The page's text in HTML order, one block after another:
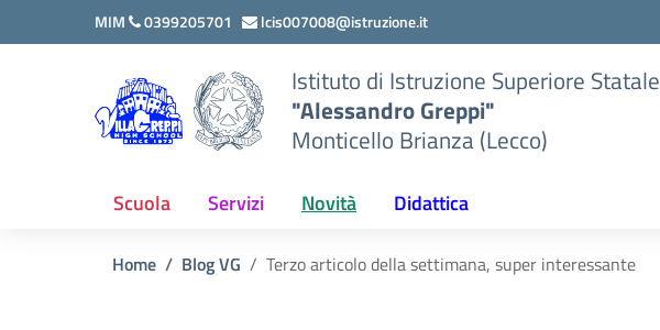
Vai ai contenuti
Vai al menu di navigazione
MIM 0399205701 lcis007008@istruzione.it
Istituto di Istruzione Superiore Statale
"Alessandro Greppi"
Monticello Brianza (Lecco)
Scuola Servizi Novità Didattica
Home Blog VG Terzo articolo della settimana, super interessante